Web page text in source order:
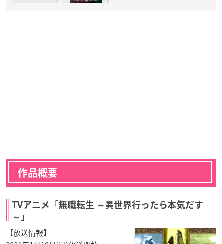
作品概要
TVアニメ「無職転生 ～異世界行ったら本気だす
～」
【放送情報】